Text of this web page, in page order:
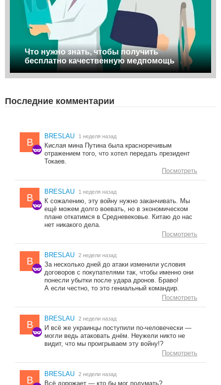
Что нужно знать, чтобы получить
бесплатно качественную медпомощь
Последние комментарии
B
BRESLAU 1 неделя назад
Кислая мина Путина была красноречивым
отражением того, что хотел передать президент
Токаев.
Посмотреть
B
BRESLAU 1 неделя назад
К сожалению, эту войну нужно заканчивать. Мы
ещё можем долго воевать, но в экономическом
плане откатимся в Средневековье. Китаю до нас
нет никакого дела.
Посмотреть
B
BRESLAU 2 недели назад
За несколько дней до атаки изменили условия
договоров с покупателями так, чтобы именно они
понесли убытки после удара дронов. Браво!
А если честно, то это гениальный командир.
Посмотреть
B
BRESLAU 2 недели назад
И всё же украинцы поступили по-человечески —
могли ведь атаковать днём. Неужели никто не
видит, что мы проигрываем эту войну!?
Посмотреть
B
BRESLAU 2 недели назад
Всё дорожает — кто бы мог подумать?